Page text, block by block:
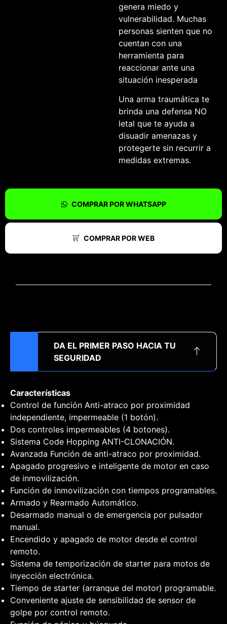
genera miedo y
vulnerabilidad. Muchas
personas sienten que no
cuentan con una
herramienta para
reaccionar ante una
situación inesperada
Una arma traumática te
brinda una defensa NO
letal que te ayuda a
disuadir amenazas y
protegerte sin recurrir a
medidas extremas.
COMPRAR POR WHATSAPP
COMPRAR POR WEB
DA EL PRIMER PASO HACIA TU
SEGURIDAD
Características
Control de función Anti-atraco por proximidad
independiente, impermeable (1 botón).
Dos controles impermeables (4 botones).
Sistema Code Hopping ANTI-CLONACIÓN.
Avanzada Función de anti-atraco por proximidad.
Apagado progresivo e inteligente de motor en caso
de inmovilización.
Función de inmovilización con tiempos programables.
Armado y Rearmado Automático.
Desarmado manual o de emergencia por pulsador
manual.
Encendido y apagado de motor desde el control
remoto.
Sistema de temporización de starter para motos de
inyección electrónica.
Tiempo de starter (arranque del motor) programable.
Conveniente ajuste de sensibilidad de sensor de
golpe por control remoto.